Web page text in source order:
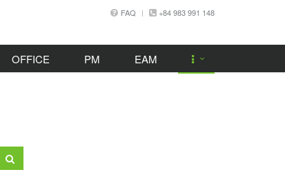
FAQ +84 983 991 148
OFFICE PM EAM